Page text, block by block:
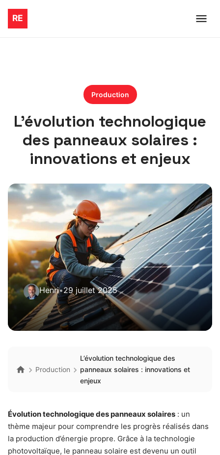
Production
L’évolution technologique
des panneaux solaires :
innovations et enjeux
Henri•29 juillet 2025
Production
L’évolution technologique des
panneaux solaires : innovations et
enjeux
Évolution technologique des panneaux solaires : un
thème majeur pour comprendre les progrès réalisés dans
la production d’énergie propre. Grâce à la technologie
photovoltaïque, le panneau solaire est devenu un outil